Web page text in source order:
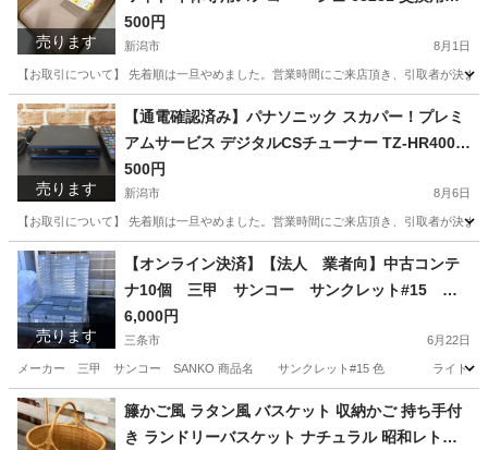
売ります
ーツ 猫用システムトイレ 猫用品
500円
新潟市 8月1日
【お取引について】 先着順は一旦やめました。営業時間にご来店頂き、引取者が決
新潟 新潟市 その他
売ります
【通電確認済み】パナソニック スカパー！プレミ
アムサービス デジタルCSチューナー TZ-HR400P
2018年製
500円
新潟市 8月6日
【お取引について】 先着順は一旦やめました。営業時間にご来店頂き、引取者が決
新潟 新潟市 テレビ
売ります
【オンライン決済】【法人 業者向】中古コンテ
ナ10個 三甲 サンコー サンクレット#15 蓋
付きコンテナ
6,000円
三条市 6月22日
メーカー 三甲 サンコー SANKO 商品名 サンクレット#15 色 ライトグレー
新潟 三条市 その他 コンテナ
籐かご風 ラタン風 バスケット 収納かご 持ち手付
き ランドリーバスケット ナチュラル 昭和レトロ